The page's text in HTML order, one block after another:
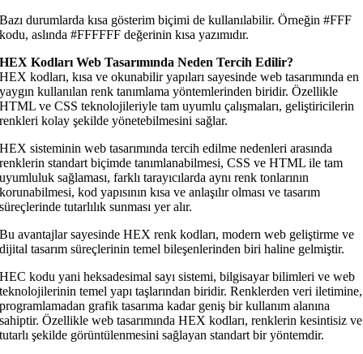
Bazı durumlarda kısa gösterim biçimi de kullanılabilir. Örneğin #FFF
kodu, aslında #FFFFFF değerinin kısa yazımıdır.
HEX Kodları Web Tasarımında Neden Tercih Edilir?
HEX kodları, kısa ve okunabilir yapıları sayesinde web tasarımında en
yaygın kullanılan renk tanımlama yöntemlerinden biridir. Özellikle
HTML ve CSS teknolojileriyle tam uyumlu çalışmaları, geliştiricilerin
renkleri kolay şekilde yönetebilmesini sağlar.
HEX sisteminin web tasarımında tercih edilme nedenleri arasında
renklerin standart biçimde tanımlanabilmesi, CSS ve HTML ile tam
uyumluluk sağlaması, farklı tarayıcılarda aynı renk tonlarının
korunabilmesi, kod yapısının kısa ve anlaşılır olması ve tasarım
süreçlerinde tutarlılık sunması yer alır.
Bu avantajlar sayesinde HEX renk kodları, modern web geliştirme ve
dijital tasarım süreçlerinin temel bileşenlerinden biri haline gelmiştir.
HEC kodu yani heksadesimal sayı sistemi, bilgisayar bilimleri ve web
teknolojilerinin temel yapı taşlarından biridir. Renklerden veri iletimine,
programlamadan grafik tasarıma kadar geniş bir kullanım alanına
sahiptir. Özellikle web tasarımında HEX kodları, renklerin kesintisiz ve
tutarlı şekilde görüntülenmesini sağlayan standart bir yöntemdir.